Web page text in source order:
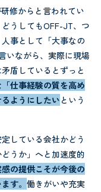
修からと言われてい
うしてもOFF-JT、つ
事として「大事なの
いながら、実際に現場
盾しているとずっと
仕事経験の質を高め
ようにしたい という
している会社かどう
うか」へと加速度的
の提供こそが今後の
す。 働きがいや充実